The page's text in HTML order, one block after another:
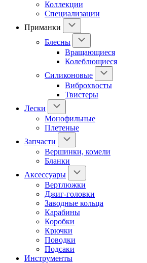
Коллекции
Специализации
Приманки
Блесны
Вращающиеся
Колеблющиеся
Силиконовые
Виброхвосты
Твистеры
Лески
Монофильные
Плетеные
Запчасти
Вершинки, комели
Бланки
Аксессуары
Вертлюжки
Джиг-головки
Заводные кольца
Карабины
Коробки
Крючки
Поводки
Подсаки
Инструменты